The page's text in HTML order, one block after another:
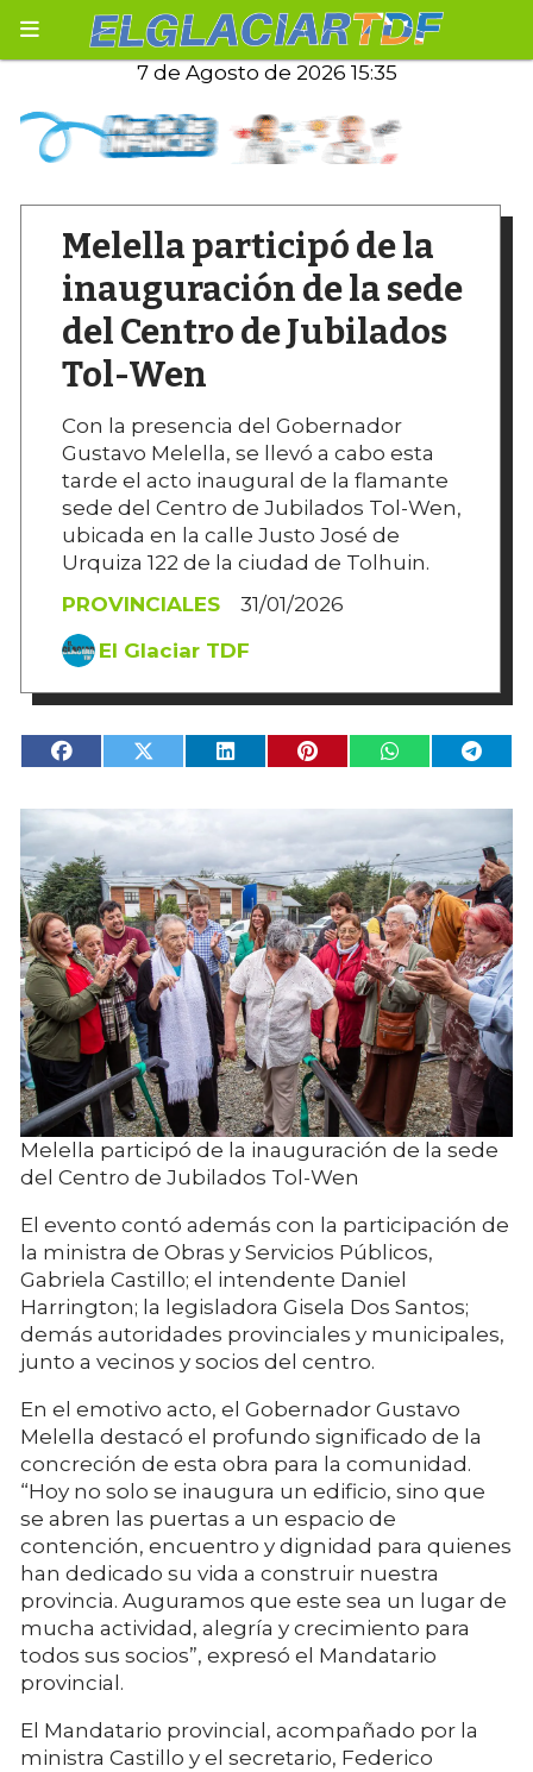
7 de Agosto de 2026 15:35
Melella participó de la
inauguración de la sede
del Centro de Jubilados
Tol-Wen
Con la presencia del Gobernador
Gustavo Melella, se llevó a cabo esta
tarde el acto inaugural de la flamante
sede del Centro de Jubilados Tol-Wen,
ubicada en la calle Justo José de
Urquiza 122 de la ciudad de Tolhuin.
PROVINCIALES
31/01/2026
El Glaciar TDF
Melella participó de la inauguración de la sede
del Centro de Jubilados Tol-Wen
El evento contó además con la participación de
la ministra de Obras y Servicios Públicos,
Gabriela Castillo; el intendente Daniel
Harrington; la legisladora Gisela Dos Santos;
demás autoridades provinciales y municipales,
junto a vecinos y socios del centro.
En el emotivo acto, el Gobernador Gustavo
Melella destacó el profundo significado de la
concreción de esta obra para la comunidad.
“Hoy no solo se inaugura un edificio, sino que
se abren las puertas a un espacio de
contención, encuentro y dignidad para quienes
han dedicado su vida a construir nuestra
provincia. Auguramos que este sea un lugar de
mucha actividad, alegría y crecimiento para
todos sus socios”, expresó el Mandatario
provincial.
El Mandatario provincial, acompañado por la
ministra Castillo y el secretario, Federico